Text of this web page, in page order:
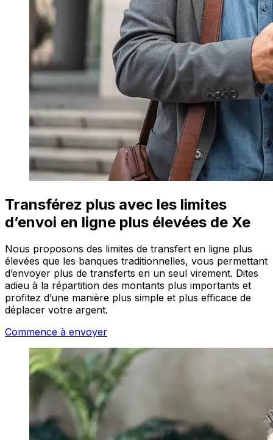
Transférez plus avec les limites
d’envoi en ligne plus élevées de Xe
Nous proposons des limites de transfert en ligne plus
élevées que les banques traditionnelles, vous permettant
d’envoyer plus de transferts en un seul virement. Dites
adieu à la répartition des montants plus importants et
profitez d’une manière plus simple et plus efficace de
déplacer votre argent.
Commence à envoyer